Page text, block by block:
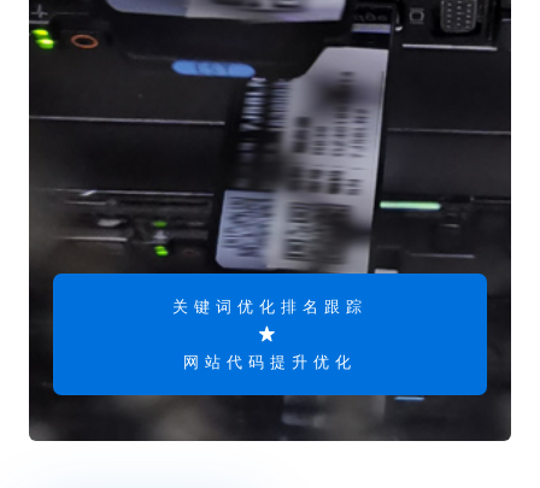
关键词优化排名跟踪
网站代码提升优化